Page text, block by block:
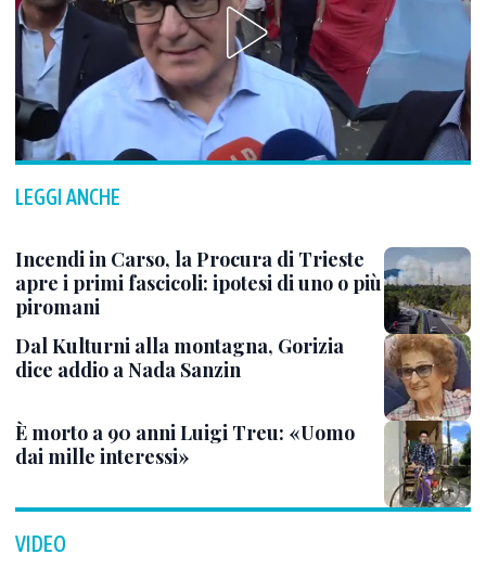
LEGGI ANCHE
Incendi in Carso, la Procura di Trieste
apre i primi fascicoli: ipotesi di uno o più
piromani
Dal Kulturni alla montagna, Gorizia
dice addio a Nada Sanzin
È morto a 90 anni Luigi Treu: «Uomo
dai mille interessi»
VIDEO